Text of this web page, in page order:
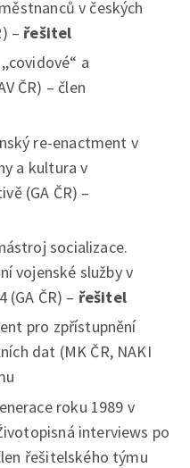
v českých
– řešitel
a
ČR) – člen
re-enactment v
a kultura v
(GA ČR) –
socializace.
vojenské služby v
(GA ČR) – řešitel
pro zpřístupnění
dat (MK ČR, NAKI
roku 1989 v
interviews po
řešitelského týmu